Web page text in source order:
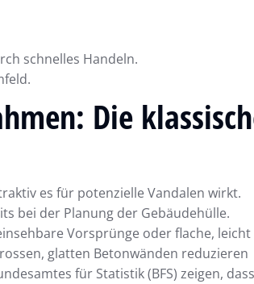
schnelles Handeln.
Die
es für potenzielle Vandalen wirkt.
bei der Planung der Gebäudehülle.
Vorsprünge oder flache, leicht
glatten Betonwänden reduzieren
für Statistik (BFS) zeigen, dass